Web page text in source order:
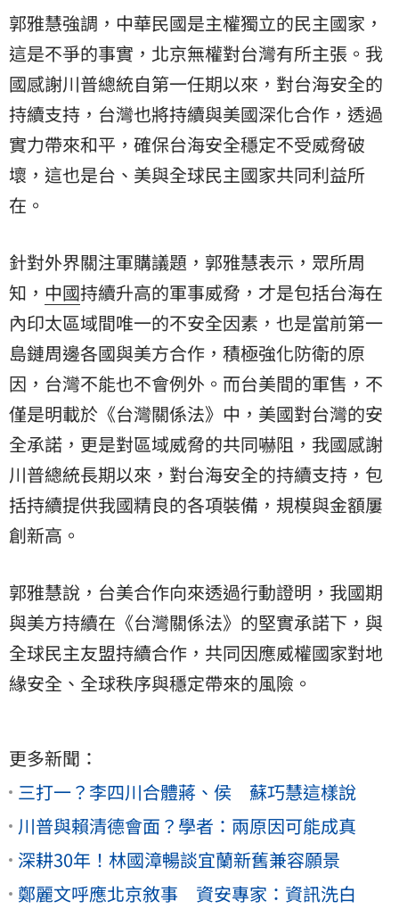
郭雅慧強調，中華民國是主權獨立的民主國家，
這是不爭的事實，北京無權對台灣有所主張。我
國感謝川普總統自第一任期以來，對台海安全的
持續支持，台灣也將持續與美國深化合作，透過
實力帶來和平，確保台海安全穩定不受威脅破
壞，這也是台、美與全球民主國家共同利益所
在。
針對外界關注軍購議題，郭雅慧表示，眾所周
知， 中國持續升高的軍事威脅，才是包括台海在
內印太區域間唯一的不安全因素，也是當前第一
島鏈周邊各國與美方合作，積極強化防衛的原
因，台灣不能也不會例外。而台美間的軍售，不
僅是明載於《台灣關係法》中，美國對台灣的安
全承諾，更是對區域威脅的共同嚇阻，我國感謝
川普總統長期以來，對台海安全的持續支持，包
括持續提供我國精良的各項裝備，規模與金額屢
創新高。
郭雅慧說，台美合作向來透過行動證明，我國期
與美方持續在《台灣關係法》的堅實承諾下，與
全球民主友盟持續合作，共同因應威權國家對地
緣安全、全球秩序與穩定帶來的風險。
更多新聞：
三打一？李四川合體蔣、侯 蘇巧慧這樣說
川普與賴清德會面？學者：兩原因可能成真
深耕30年！林國漳暢談宜蘭新舊兼容願景
鄭麗文呼應北京敘事 資安專家：資訊洗白